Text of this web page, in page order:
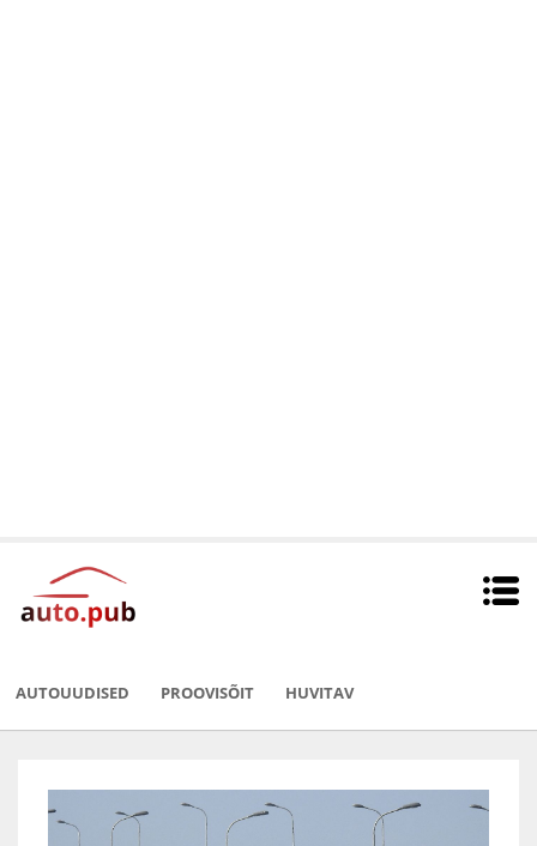
AUTOUUDISED PROOVISÕIT HUVITAV